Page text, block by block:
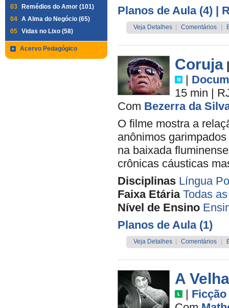
03
Remédios do Amor (101)
04 A Alma do Negócio (65)
05 Vidas no Lixo (58)
Acervo Pedagógico
Planos de Aula (4) |
Veja Detalhes Comentários
Coruja
|
15 min |
Com Bezerra da
O filme mostra a
anônimos
na baixada
crônicas cáusticas
Disciplinas Língua
Faixa Etária Todas
Nível de Ensino
Planos de Aula (1)
Veja Detalhes Comentários
A
| Ficção